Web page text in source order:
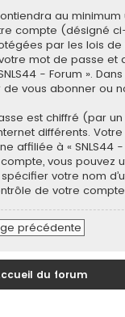
au
compte (désigné
par les lois
mot de passe
- Forum ».
vous abonner ou
est chiffré (par
différents.
affiliée à «
vous pouvez
votre nom
de votre
précédente
du forum